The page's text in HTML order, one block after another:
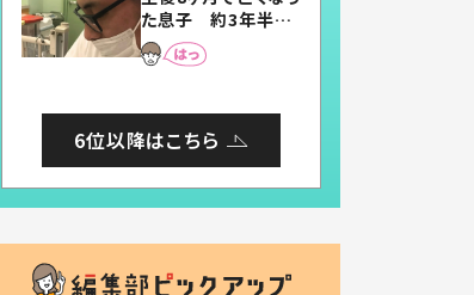
れる」
た息子 約3年半
後、当時の妻の日記
に書いてあった本音
6位以降はこちら